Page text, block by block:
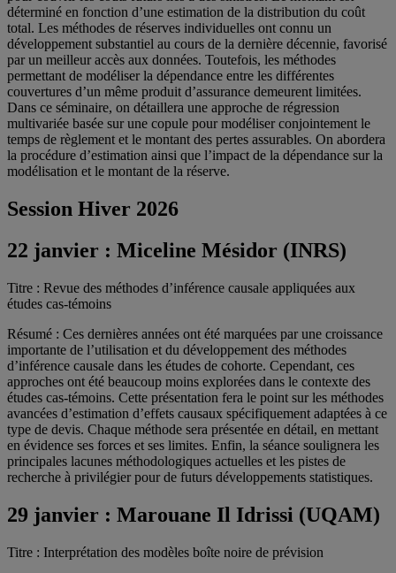
déterminé en fonction d’une estimation de la distribution du coût
total. Les méthodes de réserves individuelles ont connu un
développement substantiel au cours de la dernière décennie, favorisé
par un meilleur accès aux données. Toutefois, les méthodes
permettant de modéliser la dépendance entre les différentes
couvertures d’un même produit d’assurance demeurent limitées.
Dans ce séminaire, on détaillera une approche de régression
multivariée basée sur une copule pour modéliser conjointement le
temps de règlement et le montant des pertes assurables. On abordera
la procédure d’estimation ainsi que l’impact de la dépendance sur la
modélisation et le montant de la réserve.
Session Hiver 2026
22 janvier : Miceline Mésidor (INRS)
Titre : Revue des méthodes d’inférence causale appliquées aux
études cas-témoins
Résumé : Ces dernières années ont été marquées par une croissance
importante de l’utilisation et du développement des méthodes
d’inférence causale dans les études de cohorte. Cependant, ces
approches ont été beaucoup moins explorées dans le contexte des
études cas-témoins. Cette présentation fera le point sur les méthodes
avancées d’estimation d’effets causaux spécifiquement adaptées à ce
type de devis. Chaque méthode sera présentée en détail, en mettant
en évidence ses forces et ses limites. Enfin, la séance soulignera les
principales lacunes méthodologiques actuelles et les pistes de
recherche à privilégier pour de futurs développements statistiques.
29 janvier : Marouane Il Idrissi (UQAM)
Titre : Interprétation des modèles boîte noire de prévision